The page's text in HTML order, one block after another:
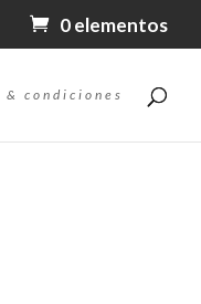
0 elementos
& condiciones